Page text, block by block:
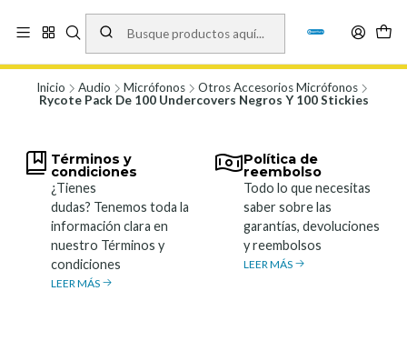
Vísita nuestro local en Los Agustinos 5478, Ñuñoa. Lunes a Viernes 9.30 a
19.00, Sábados 10:00 a 19:00 y Domingos de 10:00 a 17:00
Inicio Audio Micrófonos
Otros Accesorios Micrófonos
Rycote Pack De 100 Undercovers Negros Y 100 Stickies
Términos y
condiciones
¿Tienes
dudas? Tenemos toda la
información clara en
nuestro Términos y
condiciones
LEER MÁS
Política de
reembolso
Todo lo que necesitas
saber sobre las
garantías, devoluciones
y reembolsos
LEER MÁS